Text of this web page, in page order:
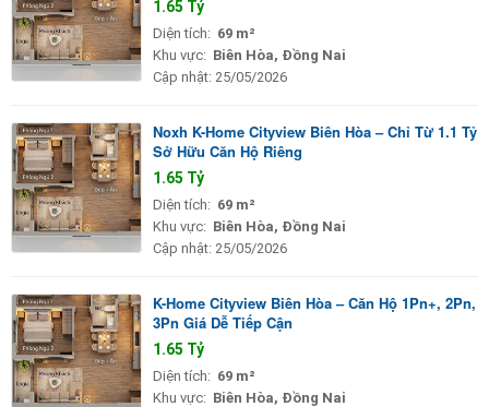
1.65 Tỷ
Diện tích: 69 m²
Khu vực: Biên Hòa, Đồng Nai
Cập nhật: 25/05/2026
Noxh K-Home Cityview Biên Hòa – Chỉ Từ 1.1 Tỷ
Sở Hữu Căn Hộ Riêng
1.65 Tỷ
Diện tích: 69 m²
Khu vực: Biên Hòa, Đồng Nai
Cập nhật: 25/05/2026
K-Home Cityview Biên Hòa – Căn Hộ 1Pn+, 2Pn,
3Pn Giá Dễ Tiếp Cận
1.65 Tỷ
Diện tích: 69 m²
Khu vực: Biên Hòa, Đồng Nai